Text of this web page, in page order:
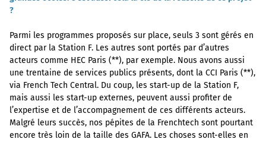
?
Parmi les programmes proposés sur place, seuls 3 sont gérés en
direct par la Station F. Les autres sont portés par d’autres
acteurs comme HEC Paris (**), par exemple. Nous avons aussi
une trentaine de services publics présents, dont la CCI Paris (**),
via French Tech Central. Du coup, les start-up de la Station F,
mais aussi les start-up externes, peuvent aussi profiter de
l’expertise et de l’accompagnement de ces différents acteurs.
Malgré leurs succès, nos pépites de la Frenchtech sont pourtant
encore très loin de la taille des GAFA. Les choses sont-elles en